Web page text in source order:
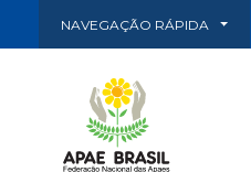
NAVEGAÇÃO RÁPIDA